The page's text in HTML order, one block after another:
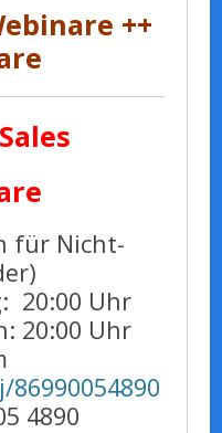
++
für Nicht-
20:00 Uhr
20:00 Uhr
4890